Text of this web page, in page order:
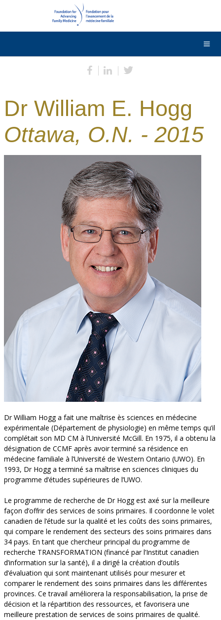
English
Dr William E. Hogg
Ottawa, O.N. - 2015
Dr William Hogg a fait une maîtrise ès sciences en médecine
expérimentale (Département de physiologie) en même temps qu’il
complétait son MD CM à l’Université McGill. En 1975, il a obtenu la
désignation de CCMF après avoir terminé sa résidence en
médecine familiale à l’Université de Western Ontario (UWO). En
1993, Dr Hogg a terminé sa maîtrise en sciences cliniques du
programme d’études supérieures de l’UWO.
Le programme de recherche de Dr Hogg est axé sur la meilleure
façon d’offrir des services de soins primaires. Il coordonne le volet
canadien de l’étude sur la qualité et les coûts des soins primaires,
qui compare le rendement des secteurs des soins primaires dans
34 pays. En tant que chercheur principal du programme de
recherche TRANSFORMATION (financé par l’Institut canadien
d’information sur la santé), il a dirigé la création d’outils
d’évaluation qui sont maintenant utilisés pour mesurer et
comparer le rendement des soins primaires dans les différentes
provinces. Ce travail améliorera la responsabilisation, la prise de
décision et la répartition des ressources, et favorisera une
meilleure prestation de services de soins primaires de qualité.